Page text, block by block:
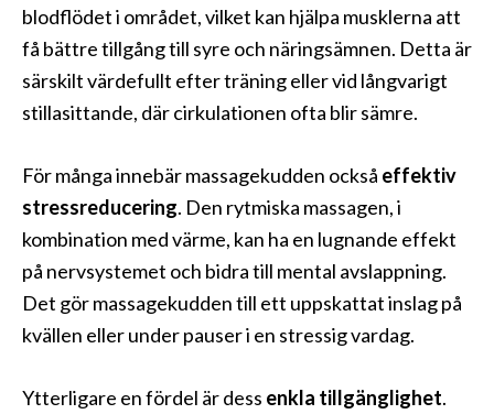
blodflödet i området, vilket kan hjälpa musklerna att
få bättre tillgång till syre och näringsämnen. Detta är
särskilt värdefullt efter träning eller vid långvarigt
stillasittande, där cirkulationen ofta blir sämre.
För många innebär massagekudden också effektiv
stressreducering. Den rytmiska massagen, i
kombination med värme, kan ha en lugnande effekt
på nervsystemet och bidra till mental avslappning.
Det gör massagekudden till ett uppskattat inslag på
kvällen eller under pauser i en stressig vardag.
Ytterligare en fördel är dess enkla tillgänglighet.